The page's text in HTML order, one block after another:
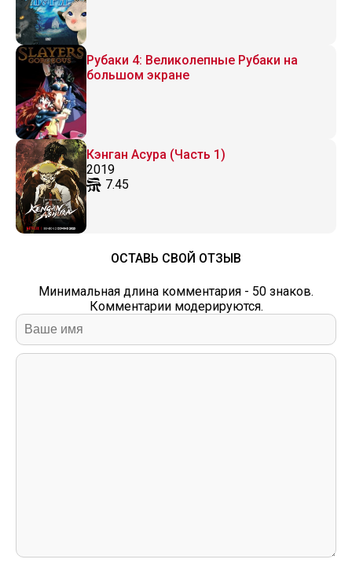
Рубаки 4: Великолепные Рубаки на
большом экране
Кэнган Асура (Часть 1)
2019
7.45
ОСТАВЬ СВОЙ ОТЗЫВ
Минимальная длина комментария - 50 знаков.
Комментарии модерируются.